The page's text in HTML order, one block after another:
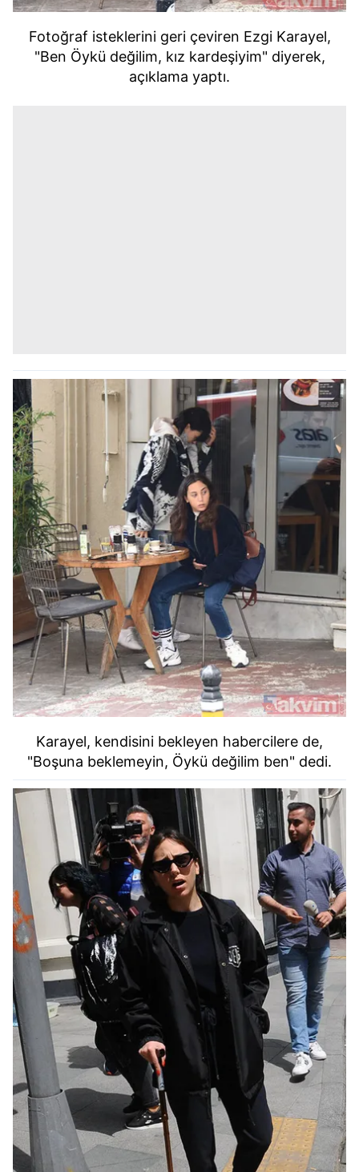
Fotoğraf isteklerini geri çeviren Ezgi Karayel,
"Ben Öykü değilim, kız kardeşiyim" diyerek,
açıklama yaptı.
Karayel, kendisini bekleyen habercilere de,
"Boşuna beklemeyin, Öykü değilim ben" dedi.